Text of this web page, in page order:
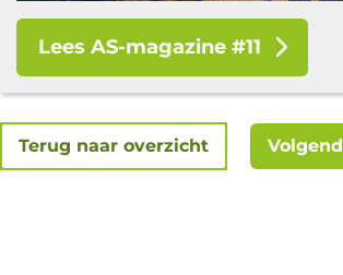
Lees AS-magazine #11
Terug naar overzicht